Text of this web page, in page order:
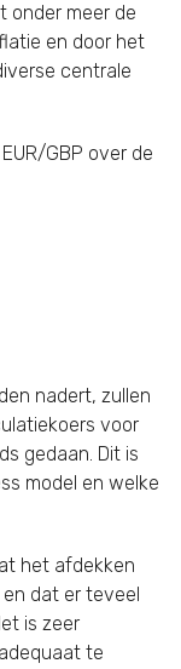
onder meer de
en door het
centrale
GBP over de
nadert, zullen
voor
gedaan. Dit is
model en welke
het afdekken
dat er teveel
is zeer
te